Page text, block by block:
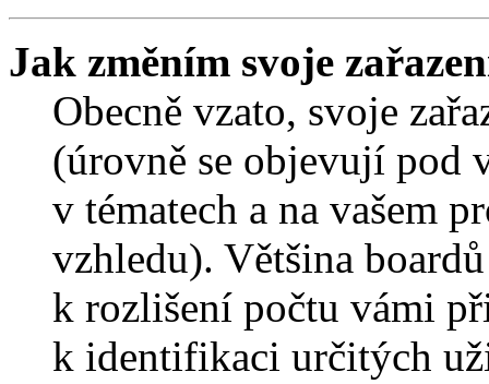
Jak změním svoje
Obecně vzato, svoje
(úrovně se objevují pod
v tématech a na vašem
vzhledu). Většina
k rozlišení počtu vámi
k identifikaci určitých